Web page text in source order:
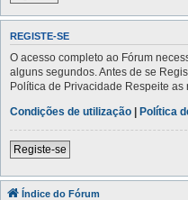
REGISTE-SE
O acesso completo ao Fórum
alguns segundos. Antes de se
Política de Privacidade Respeite as
Condições de utilização | Política
Registe-se
Índice do Fórum